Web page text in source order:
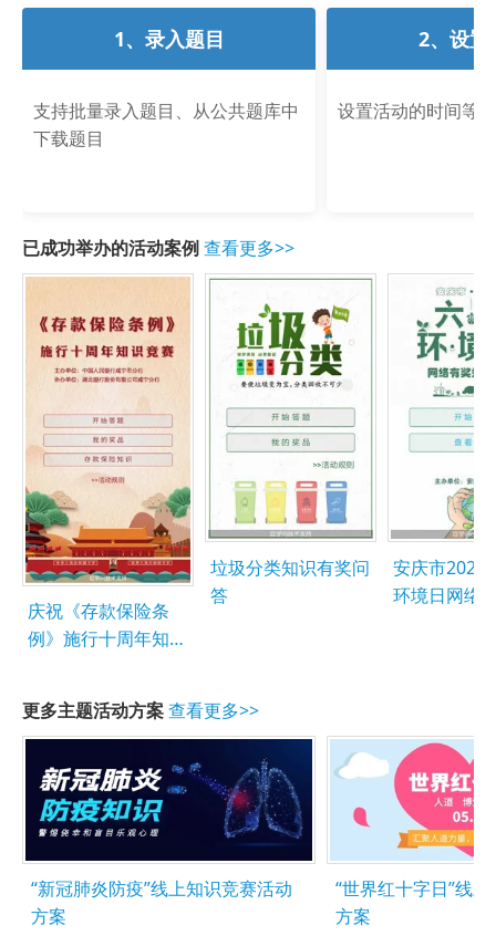
1、录入题目
支持批量录入题目、从公共题库中
下载题目
2、设置
设置活动的时间等
已成功举办的活动案例查看更多>>
庆祝《存款保险条
例》施行十周年知识
垃圾分类知识有奖问
答
安庆市2020
环境日网络
更多主题活动方案查看更多>>
“新冠肺炎防疫”线上知识竞赛活动
方案
“世界红十字日”线
方案